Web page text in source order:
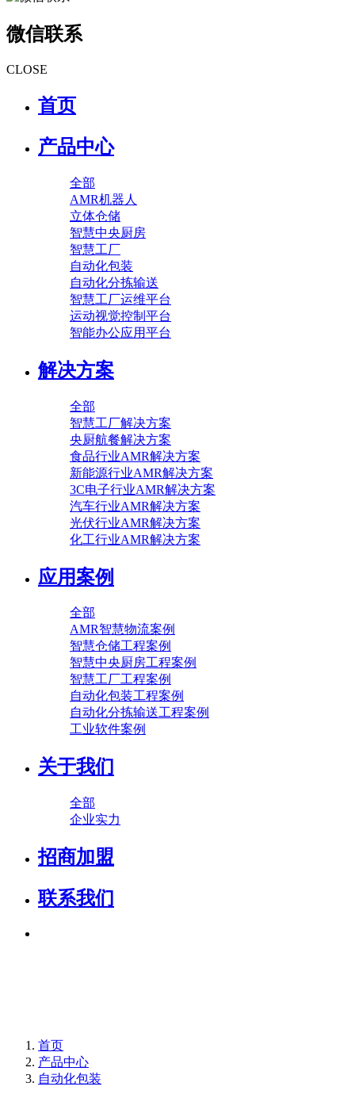
微信联系
CLOSE
首页
产品中心
全部
AMR机器人
立体仓储
智慧中央厨房
智慧工厂
自动化包装
自动化分拣输送
智慧工厂运维平台
运动视觉控制平台
智能办公应用平台
解决方案
全部
智慧工厂解决方案
央厨航餐解决方案
食品行业AMR解决方案
新能源行业AMR解决方案
3C电子行业AMR解决方案
汽车行业AMR解决方案
光伏行业AMR解决方案
化工行业AMR解决方案
应用案例
全部
AMR智慧物流案例
智慧仓储工程案例
智慧中央厨房工程案例
智慧工厂工程案例
自动化包装工程案例
自动化分拣输送工程案例
工业软件案例
关于我们
全部
企业实力
招商加盟
联系我们
首页
产品中心
自动化包装